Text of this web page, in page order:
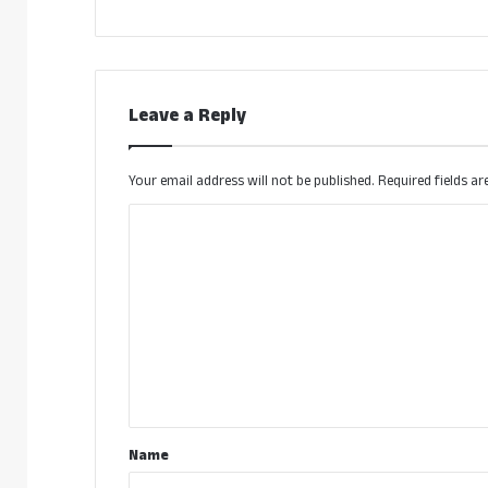
Leave a Reply
Your email address will not be published. Required fields
*Name